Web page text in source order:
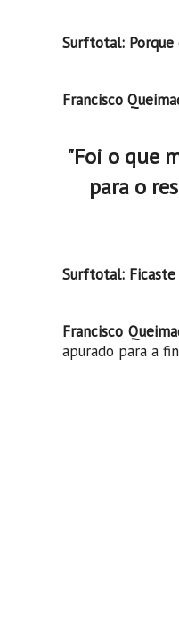
Surftotal: Porque
Francisco
"Foi o que
para o
Surftotal: Ficaste
Francisco
apurado para a